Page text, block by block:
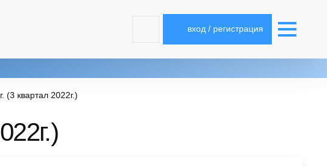
вход / регистрация
(3 квартал 2022г.)